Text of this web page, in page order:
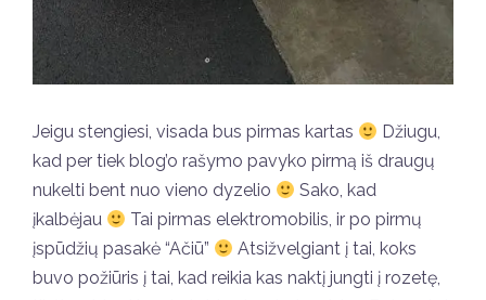
Jeigu stengiesi, visada bus pirmas kartas
Džiugu,
kad per tiek blog’o rašymo pavyko pirmą iš draugų
nukelti bent nuo vieno dyzelio
Sako, kad
įkalbėjau
Tai pirmas elektromobilis, ir po pirmų
įspūdžių pasakė “Ačiū”
Atsižvelgiant į tai, koks
buvo požiūris į tai, kad reikia kas naktį jungti į rozetę,